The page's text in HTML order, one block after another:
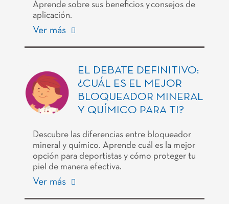
Aprende sobre sus beneficios y consejos de
aplicación.
Ver más
EL DEBATE DEFINITIVO:
¿CUÁL ES EL MEJOR
BLOQUEADOR MINERAL
Y QUÍMICO PARA TI?
Descubre las diferencias entre bloqueador
mineral y químico. Aprende cuál es la mejor
opción para deportistas y cómo proteger tu
piel de manera efectiva.
Ver más